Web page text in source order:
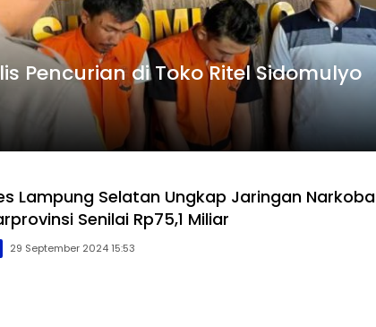
Pencurian di Toko Ritel Sidomulyo
Lampung Selatan Ungkap Jaringan Narkoba
Senilai Rp75,1 Miliar
29 September 2024 15:53